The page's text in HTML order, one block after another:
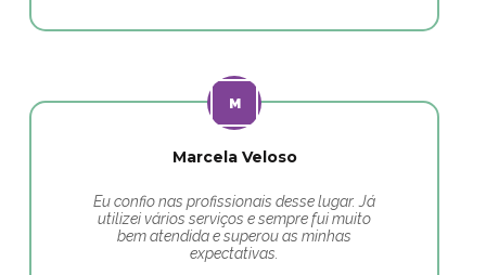
Marcela Veloso
Eu confio nas profissionais desse lugar. Já
utilizei vários serviços e sempre fui muito
bem atendida e superou as minhas
expectativas.